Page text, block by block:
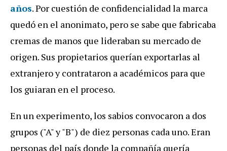
años. Por cuestión de confidencialidad la marca
quedó en el anonimato, pero se sabe que fabricaba
cremas de manos que lideraban su mercado de
origen. Sus propietarios querían exportarlas al
extranjero y contrataron a académicos para que
los guiaran en el proceso.
En un experimento, los sabios convocaron a dos
grupos ("A" y "B") de diez personas cada uno. Eran
personas del país donde la compañía quería